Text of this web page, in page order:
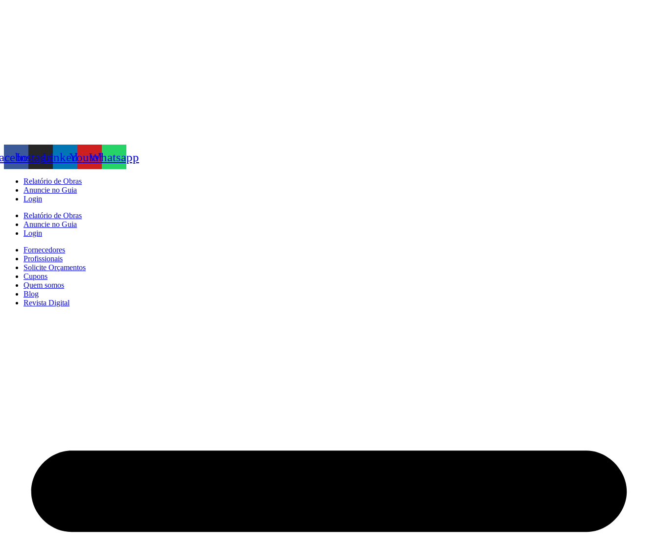
InstagramLinkedinYoutubeWhatsapp
Relatório de Obras
Anuncie no Guia
Login
Relatório de Obras
Anuncie no Guia
Login
Fornecedores
Profissionais
Solicite Orçamentos
Cupons
Quem somos
Blog
Revista Digital